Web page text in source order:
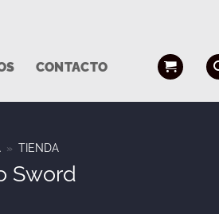
CONTACTO
» TIENDA
Sword